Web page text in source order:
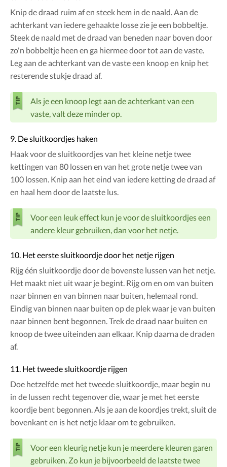
Knip de draad ruim af en steek hem in de naald. Aan de
achterkant van iedere gehaakte losse zie je een bobbeltje.
Steek de naald met de draad van beneden naar boven door
zo'n bobbeltje heen en ga hiermee door tot aan de vaste.
Leg aan de achterkant van de vaste een knoop en knip het
resterende stukje draad af.
Als je een knoop legt aan de achterkant van een
vaste, valt deze minder op.
9. De sluitkoordjes haken
Haak voor de sluitkoordjes van het kleine netje twee
kettingen van 80 lossen en van het grote netje twee van
100 lossen. Knip aan het eind van iedere ketting de draad af
en haal hem door de laatste lus.
Voor een leuk effect kun je voor de sluitkoordjes een
andere kleur gebruiken, dan voor het netje.
10. Het eerste sluitkoordje door het netje rijgen
Rijg één sluitkoordje door de bovenste lussen van het netje.
Het maakt niet uit waar je begint. Rijg om en om van buiten
naar binnen en van binnen naar buiten, helemaal rond.
Eindig van binnen naar buiten op de plek waar je van buiten
naar binnen bent begonnen. Trek de draad naar buiten en
knoop de twee uiteinden aan elkaar. Knip daarna de draden
af.
11. Het tweede sluitkoordje rijgen
Doe hetzelfde met het tweede sluitkoordje, maar begin nu
in de lussen recht tegenover die, waar je met het eerste
koordje bent begonnen. Als je aan de koordjes trekt, sluit de
bovenkant en is het netje klaar om te gebruiken.
Voor een kleurig netje kun je meerdere kleuren garen
gebruiken. Zo kun je bijvoorbeeld de laatste twee